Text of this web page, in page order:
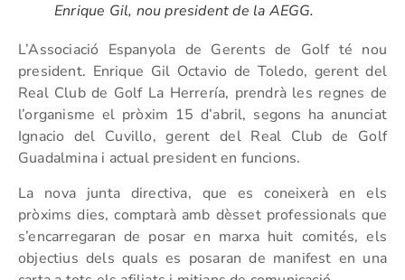
Enrique Gil, nou president de la AEGG.
L’Associació Espanyola de Gerents de Golf té nou
president. Enrique Gil Octavio de Toledo, gerent del
Real Club de Golf La Herrería, prendrà les regnes de
l’organisme el pròxim 15 d’abril, segons ha anunciat
Ignacio del Cuvillo, gerent del Real Club de Golf
Guadalmina i actual president en funcions.
La nova junta directiva, que es coneixerà en els
pròxims dies, comptarà amb dèsset professionals que
s’encarregaran de posar en marxa huit comités, els
objectius dels quals es posaran de manifest en una